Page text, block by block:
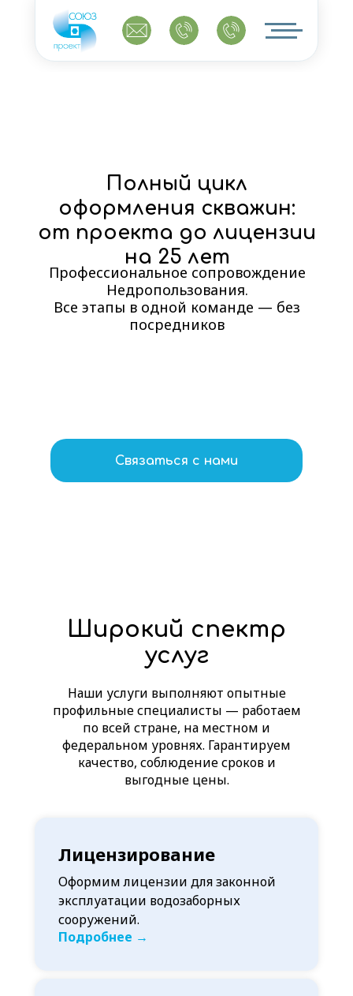
Полный цикл
оформления скважин:
от проекта до лицензии
на 25 лет
Профессиональное сопровождение
Недропользования.
Все этапы в одной команде — без
посредников
Связаться с нами
Широкий спектр
услуг
Наши услуги выполняют опытные
профильные специалисты — работаем
по всей стране, на местном и
федеральном уровнях. Гарантируем
качество, соблюдение сроков и
выгодные цены.
Лицензирование
Оформим лицензии для законной
эксплуатации водозаборных
сооружений.
Подробнее →